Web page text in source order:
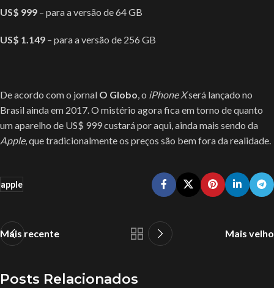
US$ 999 – para a versão de 64 GB
US$ 1.149 – para a versão de 256 GB
De acordo com o jornal O Globo, o iPhone Xserá lançado no
Brasil ainda em 2017. O mistério agora fica em torno de quanto
um aparelho de US$ 999 custará por aqui, ainda mais sendo da
Apple, que tradicionalmente os preços são bem fora da realidade.
apple
Mais recente Mais velho
Posts Relacionados